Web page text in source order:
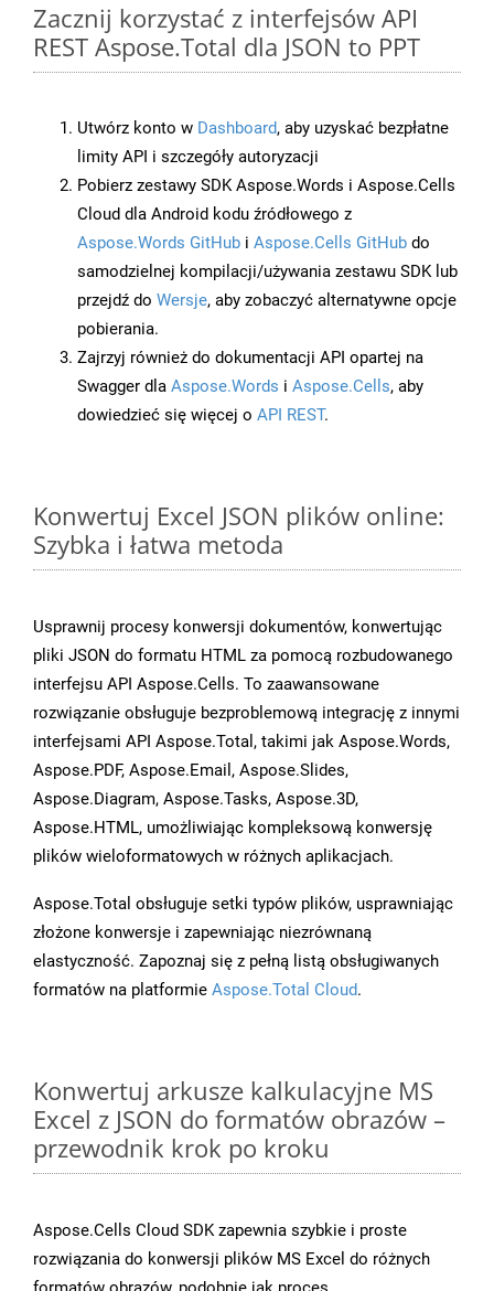
Zacznij korzystać z interfejsów API
REST Aspose.Total dla JSON to PPT
Utwórz konto w Dashboard, aby uzyskać bezpłatne
limity API i szczegóły autoryzacji
Pobierz zestawy SDK Aspose.Words i Aspose.Cells
Cloud dla Android kodu źródłowego z
Aspose.Words GitHub i Aspose.Cells GitHub do
samodzielnej kompilacji/używania zestawu SDK lub
przejdź do Wersje, aby zobaczyć alternatywne opcje
pobierania.
Zajrzyj również do dokumentacji API opartej na
Swagger dla Aspose.Words i Aspose.Cells, aby
dowiedzieć się więcej o API REST.
Konwertuj Excel JSON plików online:
Szybka i łatwa metoda
Usprawnij procesy konwersji dokumentów, konwertując
pliki JSON do formatu HTML za pomocą rozbudowanego
interfejsu API Aspose.Cells. To zaawansowane
rozwiązanie obsługuje bezproblemową integrację z innymi
interfejsami API Aspose.Total, takimi jak Aspose.Words,
Aspose.PDF, Aspose.Email, Aspose.Slides,
Aspose.Diagram, Aspose.Tasks, Aspose.3D,
Aspose.HTML, umożliwiając kompleksową konwersję
plików wieloformatowych w różnych aplikacjach.
Aspose.Total obsługuje setki typów plików, usprawniając
złożone konwersje i zapewniając niezrównaną
elastyczność. Zapoznaj się z pełną listą obsługiwanych
formatów na platformie Aspose.Total Cloud.
Konwertuj arkusze kalkulacyjne MS
Excel z JSON do formatów obrazów –
przewodnik krok po kroku
Aspose.Cells Cloud SDK zapewnia szybkie i proste
rozwiązania do konwersji plików MS Excel do różnych